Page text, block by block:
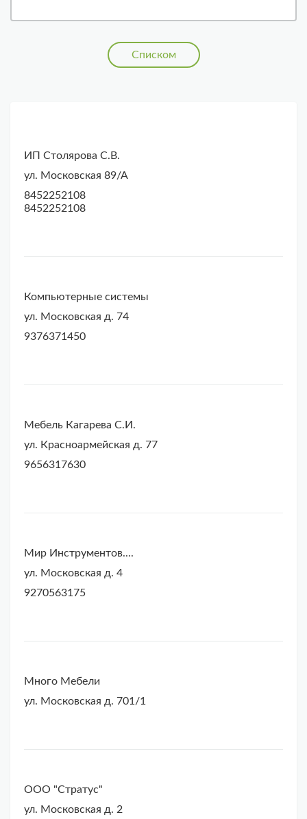
Списком
ИП Столярова С.В.
ул. Московская 89/А
8452252108
8452252108
Компьютерные системы
ул. Московская д. 74
9376371450
Мебель Кагарева С.И.
ул. Красноармейская д. 77
9656317630
Мир Инструментов....
ул. Московская д. 4
9270563175
Много Мебели
ул. Московская д. 701/1
ООО "Стратус"
ул. Московская д. 2